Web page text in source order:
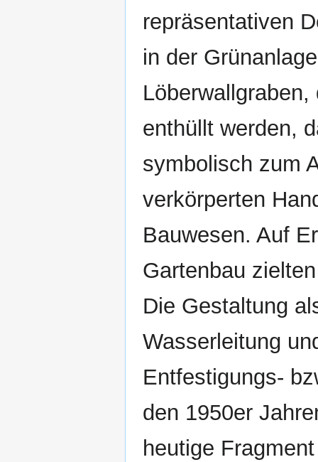
repräsentativen
in der
enthüllt werden,
symbolisch zum
verkörperten
Bauwesen. Auf
Gartenbau
Die Gestaltung
Wasserleitung
Entfestigungs-
den 1950er
heutige